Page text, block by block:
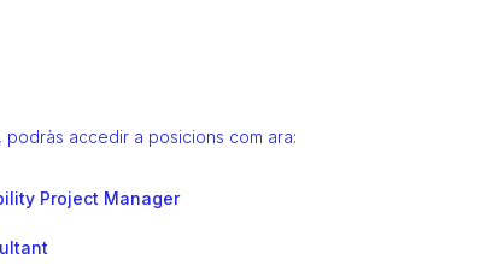
podràs accedir a posicions com ara:
Project Manager